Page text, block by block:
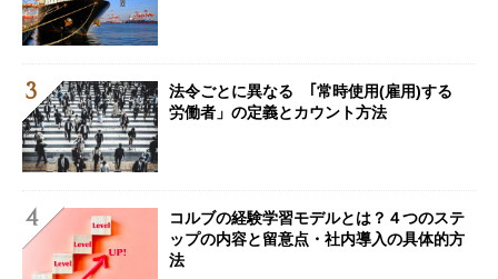
法令ごとに異なる ｢常時使用(雇用)する
労働者」の定義とカウント方法
コルブの経験学習モデルとは？４つのステ
ップの内容と留意点・社内導入の具体的方
法